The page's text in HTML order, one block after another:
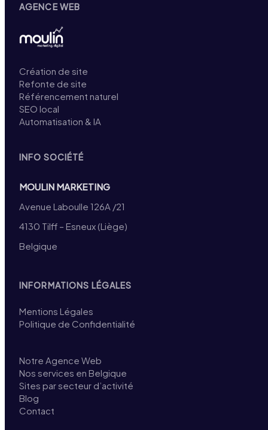
AGENCE WEB
Création de site
Refonte de site
Référencement naturel
SEO local
Automatisation & IA
INFO SOCIÉTÉ
MOULIN MARKETING
Avenue Laboulle 126A /21
4130 Tilff – Esneux (Liège)
Belgique
INFORMATIONS LÉGALES
Mentions Légales
Politique de Confidentialité
Notre Agence Web
Nos services en Belgique
Sites par secteur d’activité
Blog
Contact